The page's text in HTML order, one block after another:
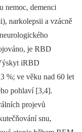
nemoc, demenci
narkolepsii a vzácně
je RBD
iRBD
%; ve věku nad 60 let
pohlaví [3,4].
projevů
snu,